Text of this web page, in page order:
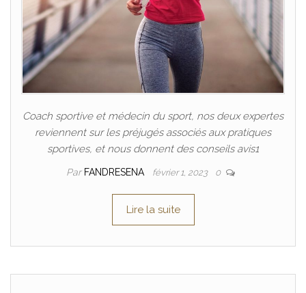
Coach sportive et médecin du sport, nos deux expertes
reviennent sur les préjugés associés aux pratiques
sportives, et nous donnent des conseils avis1
Par FANDRESENA février 1, 2023 0
Lire la suite